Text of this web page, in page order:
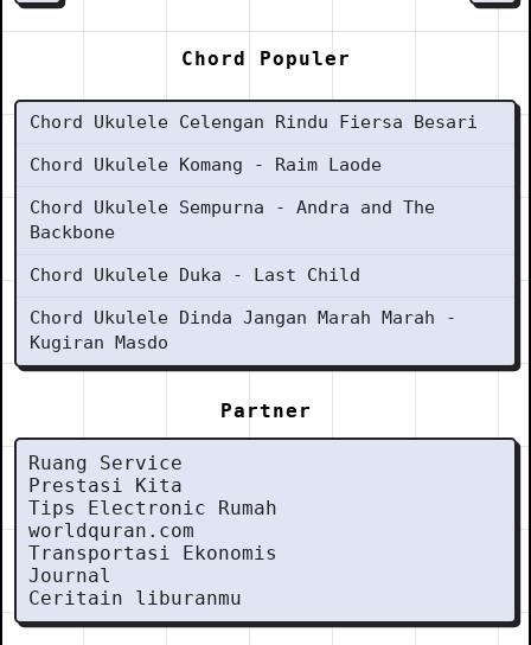
Chord Populer
Chord Ukulele Celengan Rindu Fiersa Besari
Chord Ukulele Komang - Raim Laode
Chord Ukulele Sempurna - Andra and The
Backbone
Chord Ukulele Duka - Last Child
Chord Ukulele Dinda Jangan Marah Marah -
Kugiran Masdo
Partner
Ruang Service
Prestasi Kita
Tips Electronic Rumah
worldquran.com
Transportasi Ekonomis
Journal
Ceritain liburanmu